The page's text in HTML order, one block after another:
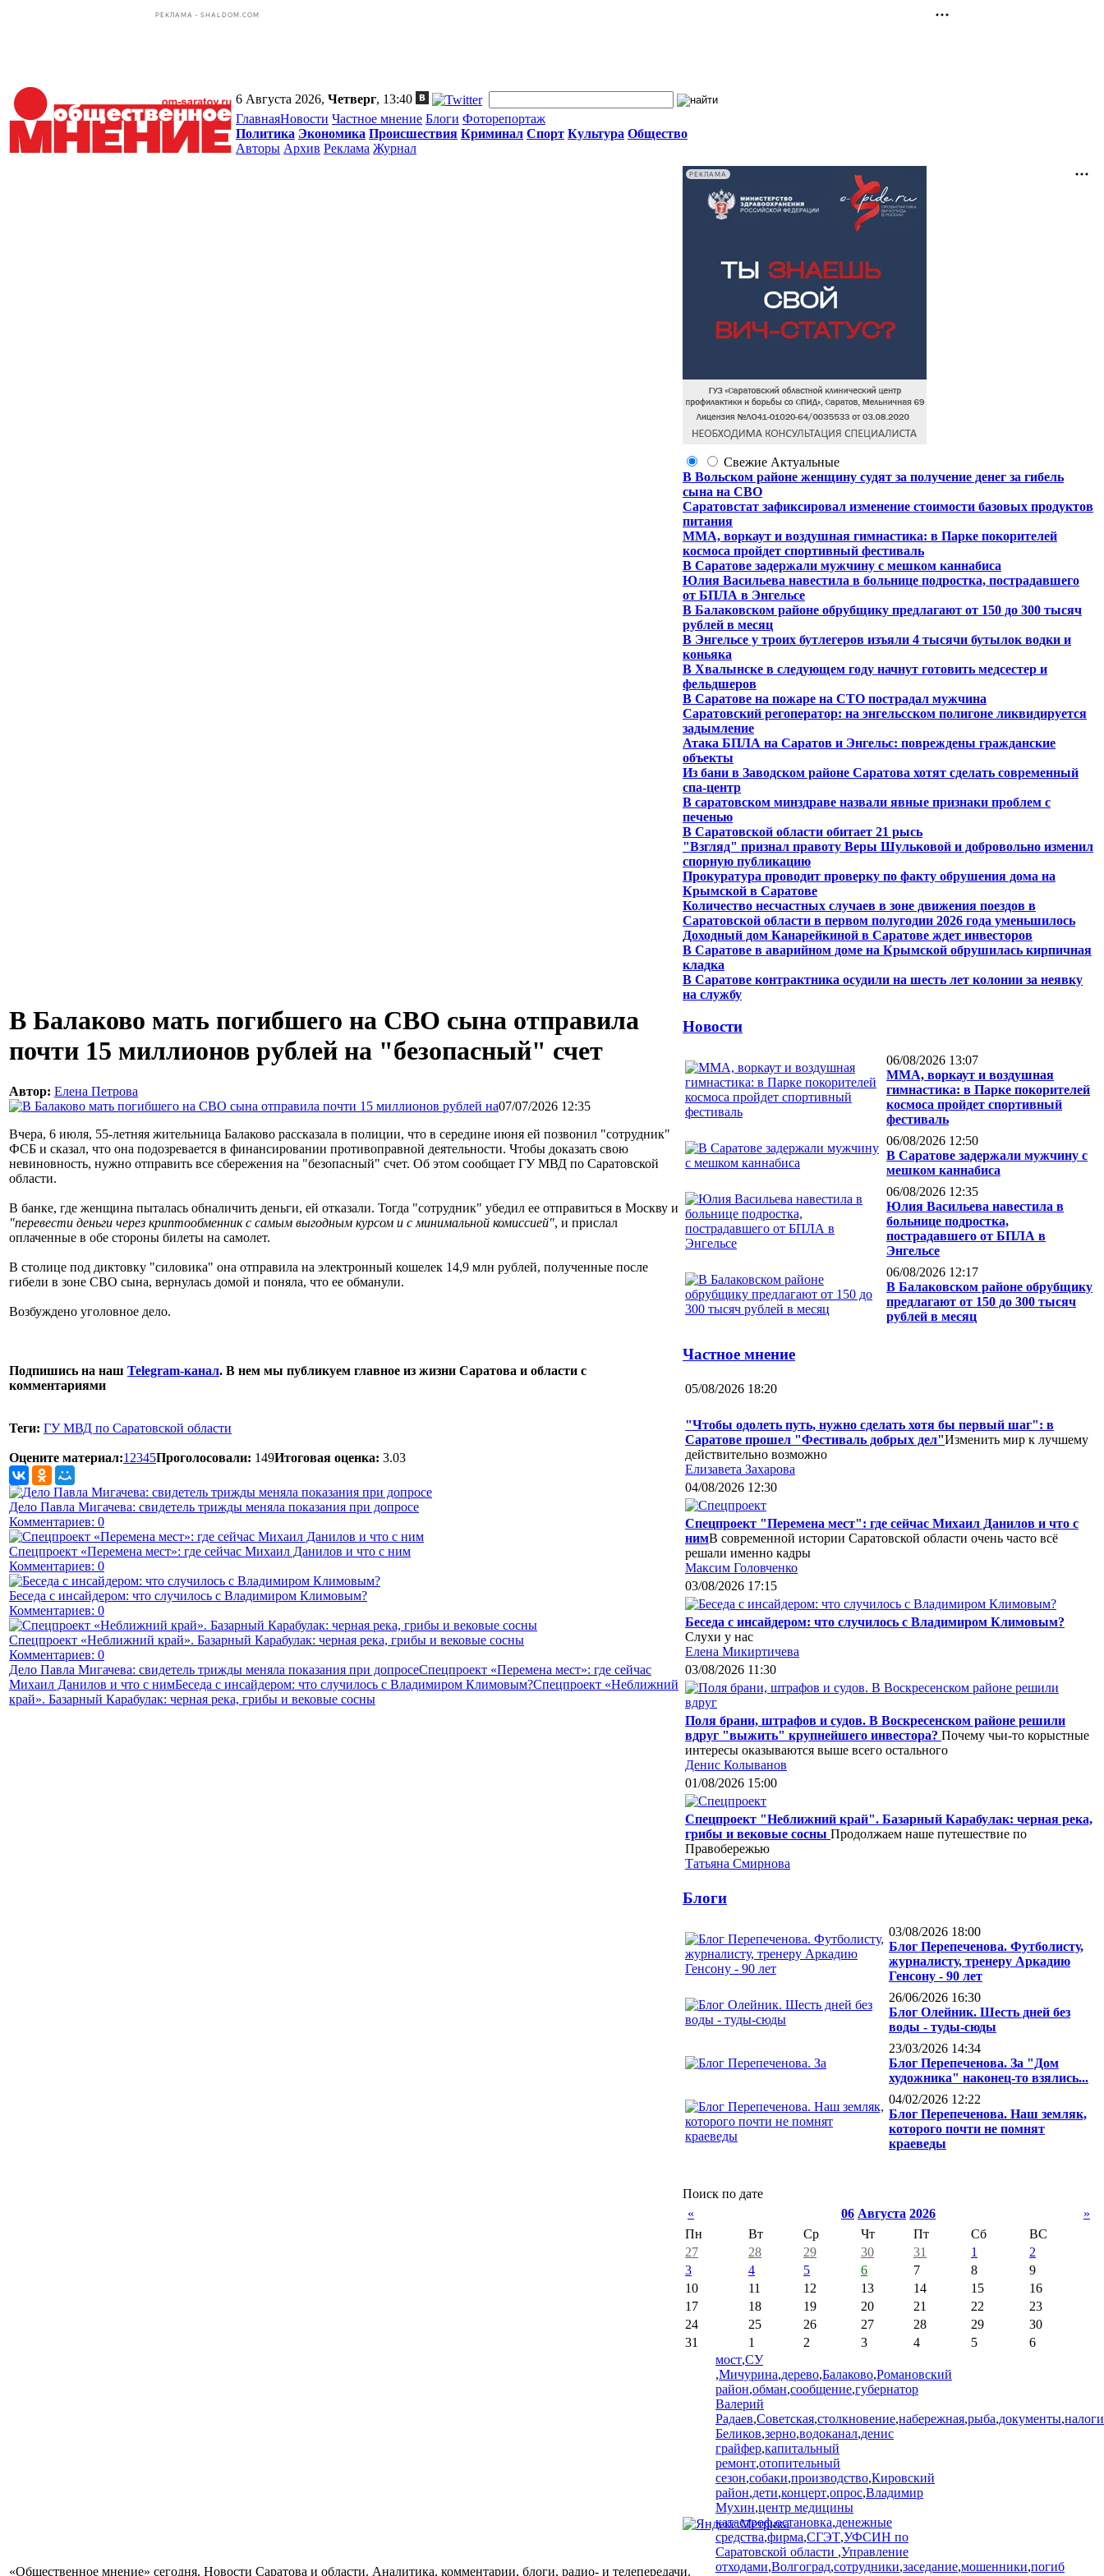
РЕКЛАМА • SHALDOM.COM
6 Августа 2026, Четверг, 13:40
ГлавнаяНовости Частное мнение Блоги Фоторепортаж
Политика Экономика Происшествия Криминал Спорт Культура Общество
Авторы Архив Реклама Журнал
В Балаково мать погибшего на СВО сына отправила
почти 15 миллионов рублей на "безопасный" счет
Автор: Елена Петрова
07/07/2026 12:35
Вчера, 6 июля, 55-летняя жительница Балаково рассказала в полиции, что в середине июня ей позвонил "сотрудник"
ФСБ и сказал, что она подозревается в финансировании противоправной деятельности. Чтобы доказать свою
невиновность, нужно отправить все сбережения на "безопасный" счет. Об этом сообщает ГУ МВД по Саратовской
области.
В банке, где женщина пыталась обналичить деньги, ей отказали. Тогда "сотрудник" убедил ее отправиться в Москву и
"перевести деньги через криптообменник с самым выгодным курсом и с минимальной комиссией", и прислал
оплаченные в обе стороны билеты на самолет.
В столице под диктовку "силовика" она отправила на электронный кошелек 14,9 млн рублей, полученные после
гибели в зоне СВО сына, вернулась домой и поняла, что ее обманули.
Возбуждено уголовное дело.
Подпишись на наш Telegram-канал. В нем мы публикуем главное из жизни Саратова и области с
комментариями
Теги: ГУ МВД по Саратовской области
Оцените материал:1 2345Проголосовали: 149Итоговая оценка: 3.03
Дело Павла Мигачева: свидетель трижды меняла показания при допросе
Комментариев: 0
Спецпроект «Перемена мест»: где сейчас Михаил Данилов и что с ним
Комментариев: 0
Беседа с инсайдером: что случилось с Владимиром Климовым?
Комментариев: 0
Спецпроект «Неближний край». Базарный Карабулак: черная река, грибы и вековые сосны
Комментариев: 0
Дело Павла Мигачева: свидетель трижды меняла показания при допросеСпецпроект «Перемена мест»: где сейчас
Михаил Данилов и что с нимБеседа с инсайдером: что случилось с Владимиром Климовым?Спецпроект «Неближний
край». Базарный Карабулак: черная река, грибы и вековые сосны
РЕКЛАМА
Свежие Актуальные
В Вольском районе женщину судят за получение денег за гибель
сына на СВО
Саратовстат зафиксировал изменение стоимости базовых продуктов
питания
ММА, воркаут и воздушная гимнастика: в Парке покорителей
космоса пройдет спортивный фестиваль
В Саратове задержали мужчину с мешком каннабиса
Юлия Васильева навестила в больнице подростка, пострадавшего
от БПЛА в Энгельсе
В Балаковском районе обрубщику предлагают от 150 до 300 тысяч
рублей в месяц
В Энгельсе у троих бутлегеров изъяли 4 тысячи бутылок водки и
коньяка
В Хвалынске в следующем году начнут готовить медсестер и
фельдшеров
В Саратове на пожаре на СТО пострадал мужчина
Саратовский регоператор: на энгельсском полигоне ликвидируется
задымление
Атака БПЛА на Саратов и Энгельс: повреждены гражданские
объекты
Из бани в Заводском районе Саратова хотят сделать современный
спа-центр
В саратовском минздраве назвали явные признаки проблем с
печенью
В Саратовской области обитает 21 рысь
"Взгляд" признал правоту Веры Шульковой и добровольно изменил
спорную публикацию
Прокуратура проводит проверку по факту обрушения дома на
Крымской в Саратове
Количество несчастных случаев в зоне движения поездов в
Саратовской области в первом полугодии 2026 года уменьшилось
Доходный дом Канарейкиной в Саратове ждет инвесторов
В Саратове в аварийном доме на Крымской обрушилась кирпичная
кладка
В Саратове контрактника осудили на шесть лет колонии за неявку
на службу
Новости
06/08/2026 13:07
ММА, воркаут и воздушная
гимнастика: в Парке покорителей
космоса пройдет спортивный
фестиваль
06/08/2026 12:50
В Саратове задержали мужчину с
мешком каннабиса
06/08/2026 12:35
Юлия Васильева навестила в
больнице подростка,
пострадавшего от БПЛА в
Энгельсе
06/08/2026 12:17
В Балаковском районе обрубщику
предлагают от 150 до 300 тысяч
рублей в месяц
Частное мнение
05/08/2026 18:20
"Чтобы одолеть путь, нужно сделать хотя бы первый шаг": в
Саратове прошел "Фестиваль добрых дел"Изменить мир к лучшему
действительно возможно
Елизавета Захарова
04/08/2026 12:30
Спецпроект "Перемена мест": где сейчас Михаил Данилов и что с
нимВ современной истории Саратовской области очень часто всё
решали именно кадры
Максим Головченко
03/08/2026 17:15
Беседа с инсайдером: что случилось с Владимиром Климовым?
Слухи у нас
Елена Микиртичева
03/08/2026 11:30
Поля брани, штрафов и судов. В Воскресенском районе решили
вдруг "выжить" крупнейшего инвестора? Почему чьи-то корыстные
интересы оказываются выше всего остального
Денис Колыванов
01/08/2026 15:00
Спецпроект "Неближний край". Базарный Карабулак: черная река,
грибы и вековые сосны Продолжаем наше путешествие по
Правобережью
Татьяна Смирнова
Блоги
03/08/2026 18:00
Блог Перепеченова. Футболисту,
журналисту, тренеру Аркадию
Генсону - 90 лет
26/06/2026 16:30
Блог Олейник. Шесть дней без
воды - туды-сюды
23/03/2026 14:34
Блог Перепеченова. За "Дом
художника" наконец-то взялись...
04/02/2026 12:22
Блог Перепеченова. Наш земляк,
которого почти не помнят
краеведы
Поиск по дате
«
06 Августа 2026
»
Пн
Вт Ср Чт Пт Сб
ВС
27
28 29 30 31 1
2
3
4 5 6 7 8
9
10
11 12 13 14 15
16
17
18 19 20 21 22
23
24
25 26 27 28 29
30
31
1 2 3 4 5
6
мост,СУ
,Мичурина,дерево,Балаково,Романовский
район,обман,сообщение,губернатор
Валерий
Радаев,Советская,столкновение,набережная,рыба,документы,налоги
Беликов,зерно,водоканал,денис
грайфер,капитальный
ремонт,отопительный
сезон,собаки,производство,Кировский
район,дети,концерт,опрос,Владимир
Мухин,центр медицины
катастроф,остановка,денежные
средства,фирма,СГЭТ,УФСИН по
Саратовской области ,Управление
отходами,Волгоград,сотрудники,заседание,мошенники,погиб
«Общественное мнение» сегодня. Новости Саратова и области. Аналитика, комментарии, блоги, радио- и телепередачи.